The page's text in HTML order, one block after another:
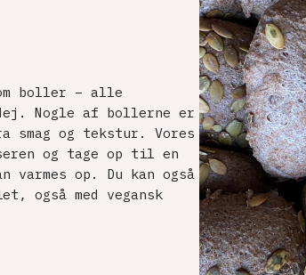
boller – alle
Nogle af bollerne er
og tekstur. Vores
og tage op til en
varmes op. Du kan også
også med vegansk